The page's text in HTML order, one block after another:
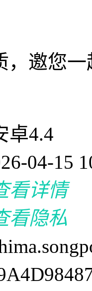
，邀您
卓4.4
04-15
看详情
看隐私